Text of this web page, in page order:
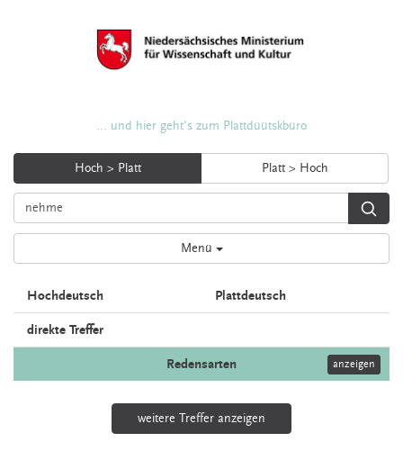
... und hier geht's zum Plattdüütskbüro
Hoch > Platt Platt > Hoch
Menü
Hochdeutsch Plattdeutsch
direkte Treffer
Redensarten anzeigen
weitere Treffer anzeigen